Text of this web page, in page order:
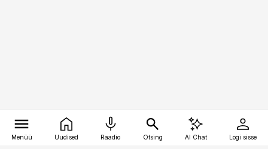
Menüü Uudised Raadio Otsing AI Chat Logi sisse